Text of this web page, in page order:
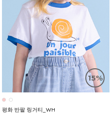
15%
평화 반팔 링거티_WH